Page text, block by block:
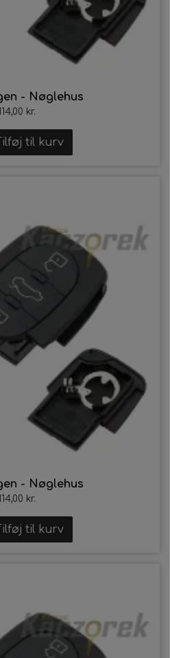
- Nøglehus
kr.
til kurv
- Nøglehus
kr.
til kurv